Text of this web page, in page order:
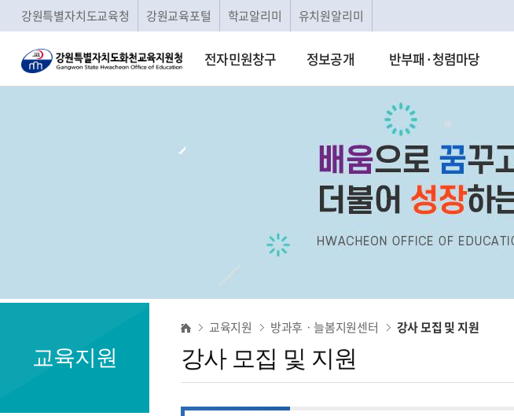
강원특별자치도교육청 강원교육포털 학교알리미 유치원알리미
전자민원창구 정보공개 반부패·청렴마당
교육지원
강
사
모
집
교육지원 방과후ㆍ늘봄지원센터 강사 모집 및 지원
강사 모집 및 지원